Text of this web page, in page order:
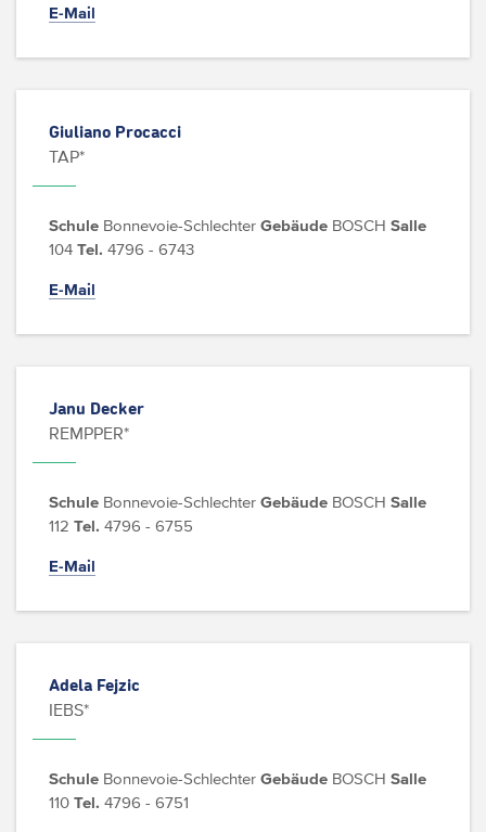
E-Mail
Giuliano Procacci
TAP*
Schule Bonnevoie-Schlechter Gebäude BOSCH Salle
104 Tel. 4796 - 6743
E-Mail
Janu Decker
REMPPER*
Schule Bonnevoie-Schlechter Gebäude BOSCH Salle
112 Tel. 4796 - 6755
E-Mail
Adela Fejzic
IEBS*
Schule Bonnevoie-Schlechter Gebäude BOSCH Salle
110 Tel. 4796 - 6751